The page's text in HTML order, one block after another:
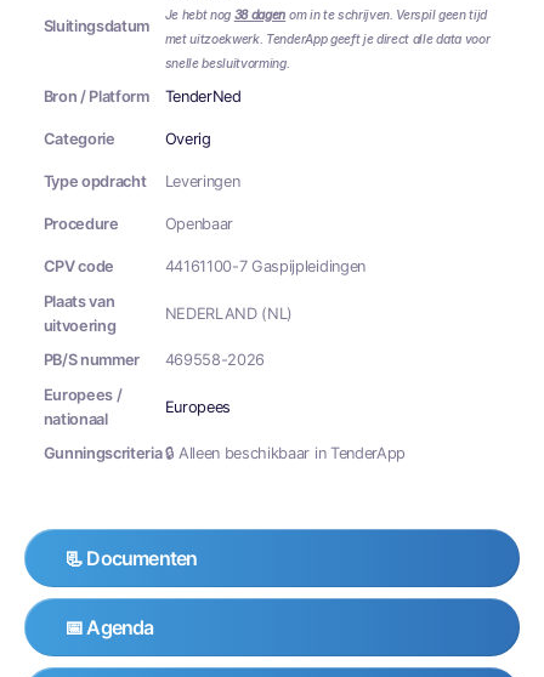
Sluitingsdatum
Je hebt nog 38 dagen om in te schrijven. Verspil geen tijd
met uitzoekwerk. TenderApp geeft je direct alle data voor
snelle besluitvorming.
Bron / Platform TenderNed
Categorie Overig
Type opdracht Leveringen
Procedure Openbaar
CPV code
44161100-7 Gaspijpleidingen
Plaats van
uitvoering
NEDERLAND (NL)
PB/S nummer
469558-2026
Europees /
nationaal
Europees
Gunningscriteria🔒 Alleen beschikbaar in TenderApp
📃 Documenten
📅 Agenda